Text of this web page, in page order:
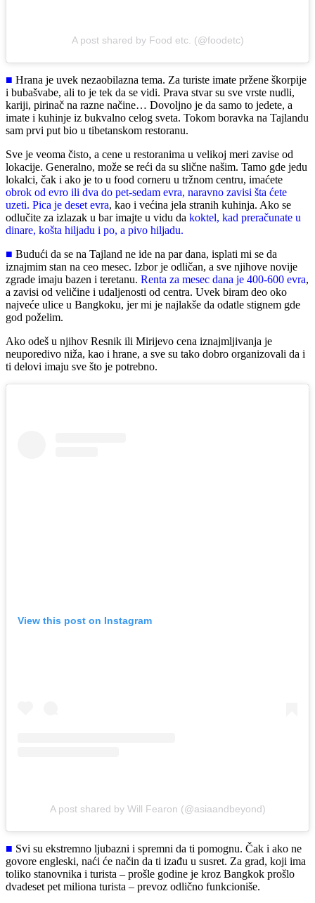
A post shared by Food etc. (@foodetc)
■ Hrana je uvek nezaobilazna tema. Za turiste imate pržene škorpije
i bubašvabe, ali to je tek da se vidi. Prava stvar su sve vrste nudli,
kariji, pirinač na razne načine… Dovoljno je da samo to jedete, a
imate i kuhinje iz bukvalno celog sveta. Tokom boravka na Tajlandu
sam prvi put bio u tibetanskom restoranu.
Sve je veoma čisto, a cene u restoranima u velikoj meri zavise od
lokacije. Generalno, može se reći da su slične našim. Tamo gde jedu
lokalci, čak i ako je to u food corneru u tržnom centru, imaćete
obrok od evro ili dva do pet-sedam evra, naravno zavisi šta ćete
uzeti. Pica je deset evra, kao i većina jela stranih kuhinja. Ako se
odlučite za izlazak u bar imajte u vidu da koktel, kad preračunate u
dinare, košta hiljadu i po, a pivo hiljadu.
■ Budući da se na Tajland ne ide na par dana, isplati mi se da
iznajmim stan na ceo mesec. Izbor je odličan, a sve njihove novije
zgrade imaju bazen i teretanu. Renta za mesec dana je 400-600 evra,
a zavisi od veličine i udaljenosti od centra. Uvek biram deo oko
najveće ulice u Bangkoku, jer mi je najlakše da odatle stignem gde
god poželim.
Ako odeš u njihov Resnik ili Mirijevo cena iznajmljivanja je
neuporedivo niža, kao i hrane, a sve su tako dobro organizovali da i
ti delovi imaju sve što je potrebno.
View this post on Instagram
A post shared by Will Fearon (@asiaandbeyond)
■ Svi su ekstremno ljubazni i spremni da ti pomognu. Čak i ako ne
govore engleski, naći će način da ti izađu u susret. Za grad, koji ima
toliko stanovnika i turista – prošle godine je kroz Bangkok prošlo
dvadeset pet miliona turista – prevoz odlično funkcioniše.